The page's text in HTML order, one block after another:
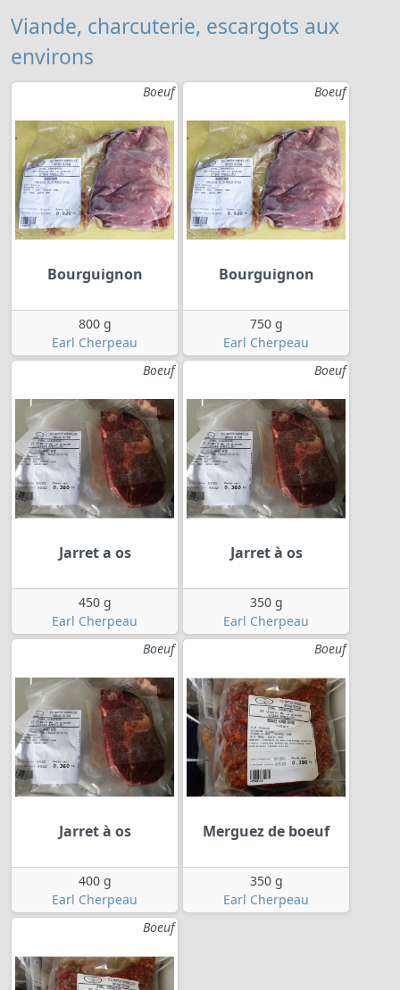
Viande, charcuterie, escargots aux
environs
Boeuf
Bourguignon
800 g
Earl Cherpeau
Boeuf
Bourguignon
750 g
Earl Cherpeau
Boeuf
Jarret a os
450 g
Earl Cherpeau
Boeuf
Jarret à os
350 g
Earl Cherpeau
Boeuf
Jarret à os
400 g
Earl Cherpeau
Boeuf
Merguez de boeuf
350 g
Earl Cherpeau
Boeuf